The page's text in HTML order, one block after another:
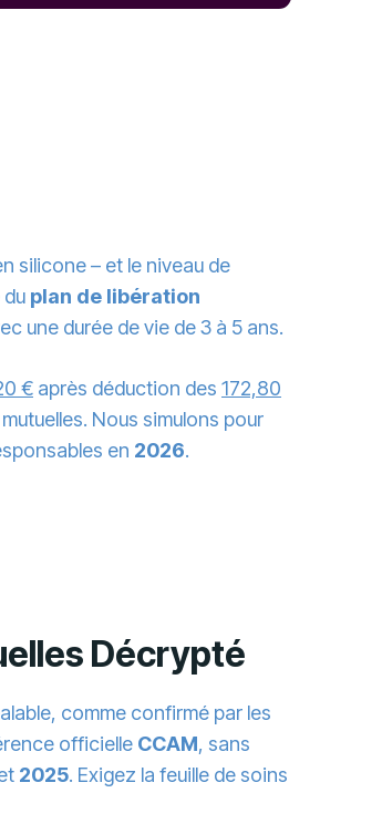
silicone – et le niveau de
plan de libération
une durée de vie de 3 à 5 ans.
€ après déduction des 172,80
Nous simulons pour
en 2026.
Décrypté
comme confirmé par les
officielle CCAM, sans
2025. Exigez la feuille de soins